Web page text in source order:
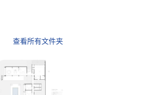
查看所有文件夹